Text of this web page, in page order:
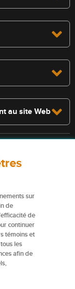
au site Web
site Web ne
polices n’y sont
services ou nos
d’utilisation
sont des marques
de la Corporation
elles sont
la Corporation
sur
de
de
continuer
témoins et
les
afin de